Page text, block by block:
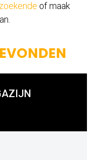
of maak